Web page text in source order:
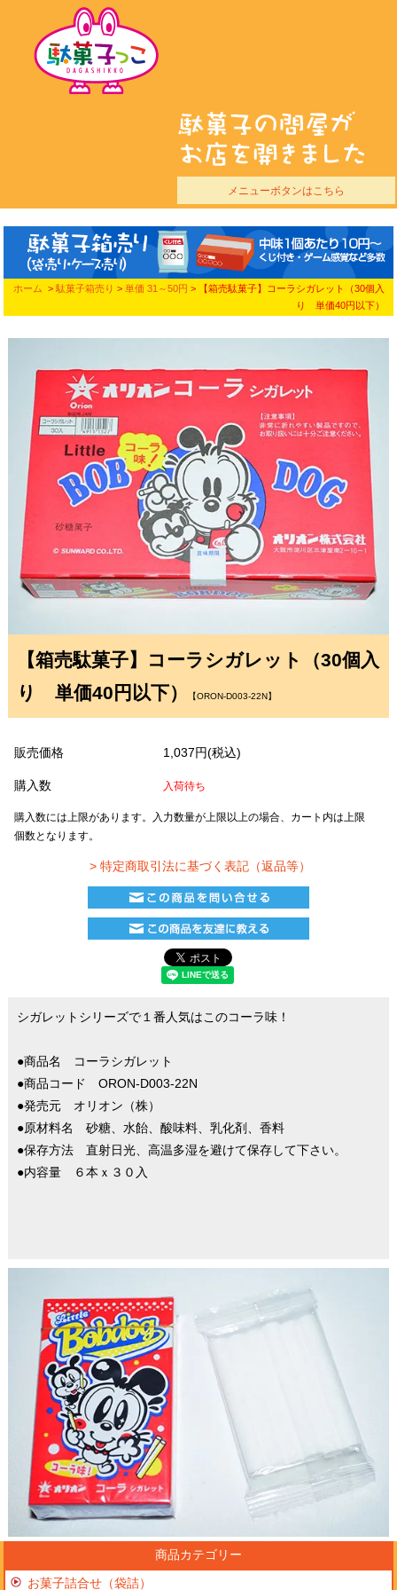
メニューボタンはこちら
ホーム > 駄菓子箱売り > 単価 31～50円 > 【箱売駄菓子】コーラシガレット（30個入
り 単価40円以下）
【箱売駄菓子】コーラシガレット（30個入
り 単価40円以下）
【ORON-D003-22N】
販売価格 1,037円(税込)
購入数 入荷待ち
購入数には上限があります。入力数量が上限以上の場合、カート内は上限
個数となります。
> 特定商取引法に基づく表記（返品等）
シガレットシリーズで１番人気はこのコーラ味！
●商品名 コーラシガレット
●商品コード ORON-D003-22N
●発売元 オリオン（株）
●原材料名 砂糖、水飴、酸味料、乳化剤、香料
●保存方法 直射日光、高温多湿を避けて保存して下さい。
●内容量 ６本ｘ３０入
商品カテゴリー
お菓子詰合せ（袋詰）